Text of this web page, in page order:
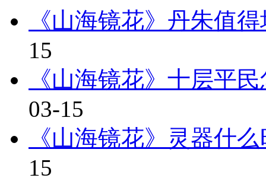
《山海镜花》丹朱值
15
《山海镜花》十层平
03-15
《山海镜花》灵器什
15